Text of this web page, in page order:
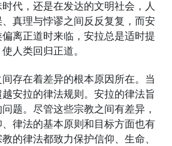
代，还是在发达的文明社会，人
真理与悖谬之间反反复复，而安
离正道时来临，安拉总是适时提
人类回归正道。
存在着差异的根本原因所在。当
安拉的律法规则。安拉的律法旨
题。尽管这些宗教之间有差异，
律法的基本原则和目标方面也有
的律法都致力保护信仰、生命、